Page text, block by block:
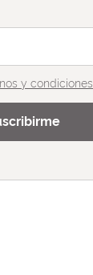
y condiciones